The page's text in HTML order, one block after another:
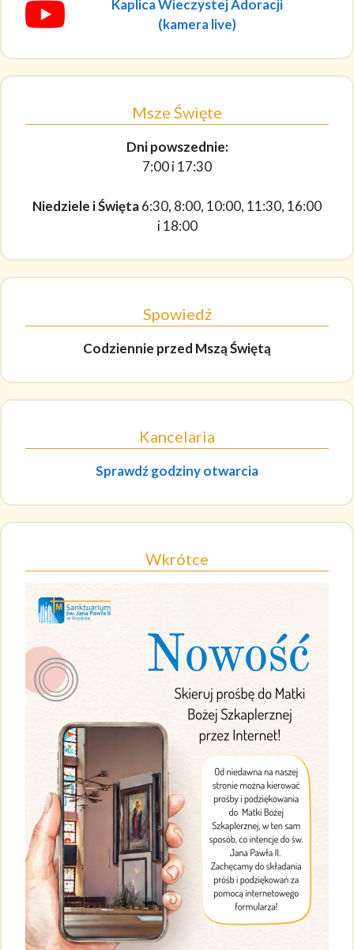
Kaplica Wieczystej Adoracji
(kamera live)
Msze Święte
Dni powszednie:
7:00 i 17:30
Niedziele i Święta6:30, 8:00, 10:00, 11:30, 16:00
i 18:00
Spowiedź
Codziennie przed Mszą Świętą
Kancelaria
Sprawdź godziny otwarcia
Wkrótce